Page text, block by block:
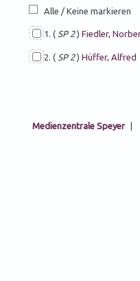
Alle / Keine markieren
1. ( SP 2)Fiedler,
2. ( SP 2)Hüffer, Alfred
Medienzentrale Speyer |